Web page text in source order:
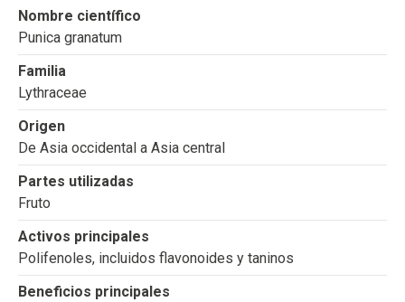
Nombre científico
Punica granatum
Familia
Lythraceae
Origen
De Asia occidental a Asia central
Partes utilizadas
Fruto
Activos principales
Polifenoles, incluidos flavonoides y taninos
Beneficios principales